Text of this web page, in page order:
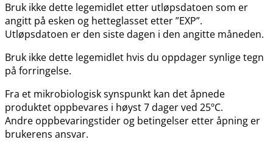
Bruk ikke dette legemidlet etter utløpsdatoen som er
angitt på esken og hetteglasset etter ”EXP”.
Utløpsdatoen er den siste dagen i den angitte måneden.
Bruk ikke dette legemidlet hvis du oppdager synlige tegn
på forringelse.
Fra et mikrobiologisk synspunkt kan det åpnede
produktet oppbevares i høyst 7 dager ved 25ºC.
Andre oppbevaringstider og betingelser etter åpning er
brukerens ansvar.